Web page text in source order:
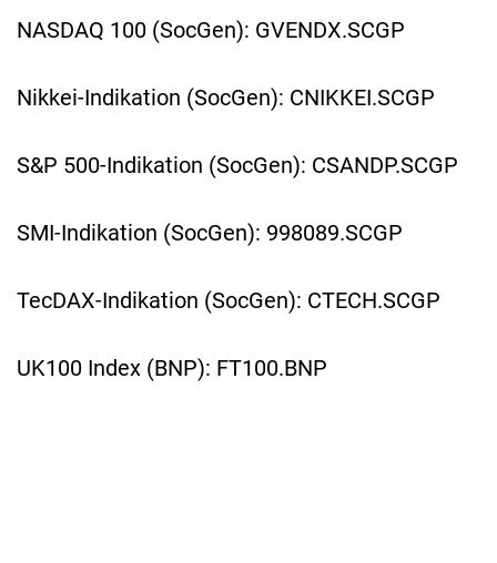
NASDAQ 100 (SocGen): GVENDX.SCGP
Nikkei-Indikation (SocGen): CNIKKEI.SCGP
S&P 500-Indikation (SocGen): CSANDP.SCGP
SMI-Indikation (SocGen): 998089.SCGP
TecDAX-Indikation (SocGen): CTECH.SCGP
UK100 Index (BNP): FT100.BNP